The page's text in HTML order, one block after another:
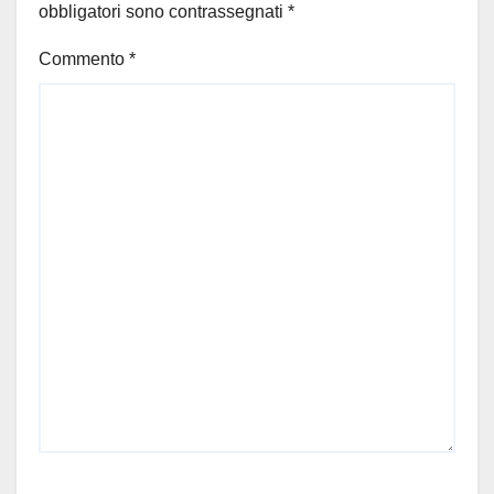
obbligatori sono contrassegnati *
Commento *